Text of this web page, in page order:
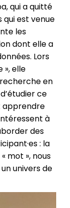
qui a quitté
qui est venue
les
dont elle a
Lors
», elle
en
ce
apprendre
à
des
: la
mot », nous
univers de